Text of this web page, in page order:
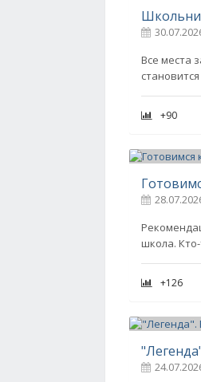
Все места
+90
школа.
+126